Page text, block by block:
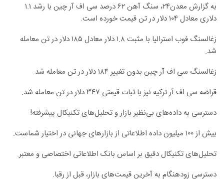
به گزارش معدن۲۴، سنگ آهن ۶۲ درصد سی اف آر چین با رشد ۱.۱
دلاری معادل ۱۰۴ دلار در تن قیمت خورده است.
زغالسنگ فوب استرالیا با مثبت ۱.۸ دلار معادل ۱۸۵ دلار در تن معامله
شد.
زغالسنگ سی اف آر چین بدون تغییر ۱۸۴ دلار در تن معامله شد.
قراضه سی اف آر ترکیه نیز با ثبات قیمتی ۳۴۷ دلار در تن معامله شد.
دسترسی به داده‌های بی‌نظیر بازار و تحلیل‌های تکنیکال پیشرفته!
بیش از ۱۰۰ میلیون داده اطلاعاتی از بازارهای جهانی در اختیار شماست.
تحلیل‌های تکنیکال دقیق بر اساس بانک اطلاعاتی اختصاصی و معتبر.
دسترسی زودهنگام به آخرین قیمت‌های بازار، قبل از رقبا.